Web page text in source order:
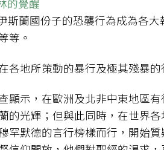
的覺醒
斯蘭國份子的恐襲行為成為各
等。
各地所策動的暴行及極其殘暴的
顯示，在歐洲及北非中東地區
的光輝；但與此同時，在世界
罕默德的言行榜樣而行，開始